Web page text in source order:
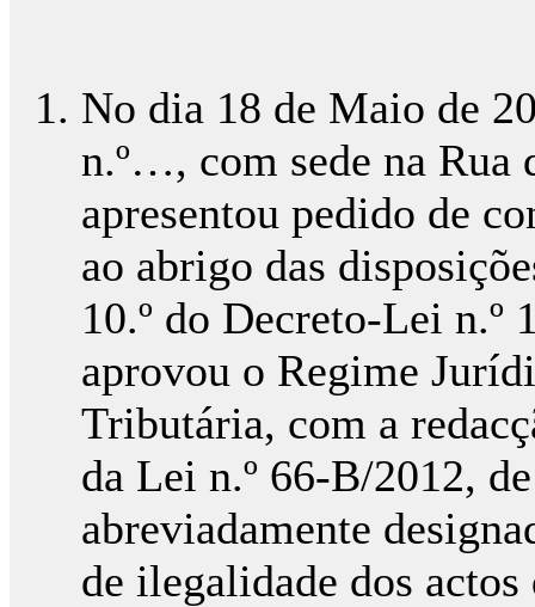
No dia 18 de Maio de
n.º…, com sede na
apresentou pedido de
ao abrigo das
10.º do Decreto-Lei n.º
aprovou o Regime
Tributária, com a
da Lei n.º 66-B/2012,
abreviadamente
de ilegalidade dos